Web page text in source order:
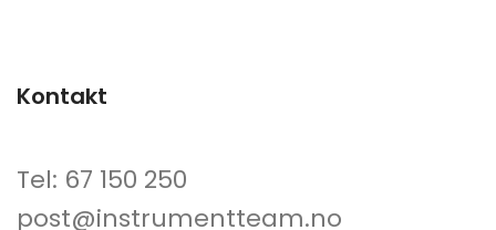
Kontakt
Tel: 67 150 250
post@instrumentteam.no